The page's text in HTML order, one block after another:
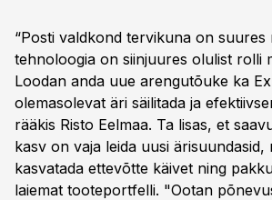
“Posti valdkond tervikuna on suures
tehnoloogia on siinjuures olulist rolli
Loodan anda uue arengutõuke ka
olemasolevat äri säilitada ja
rääkis Risto Eelmaa. Ta lisas, et
kasv on vaja leida uusi ärisuundasid,
kasvatada ettevõtte käivet ning
laiemat tooteportfelli. "Ootan